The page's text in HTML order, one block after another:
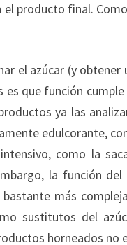
producto final.
el azúcar (y
es que función
ya las
edulcorante,
como la
la función
bastante más
sustitutos del
horneados no